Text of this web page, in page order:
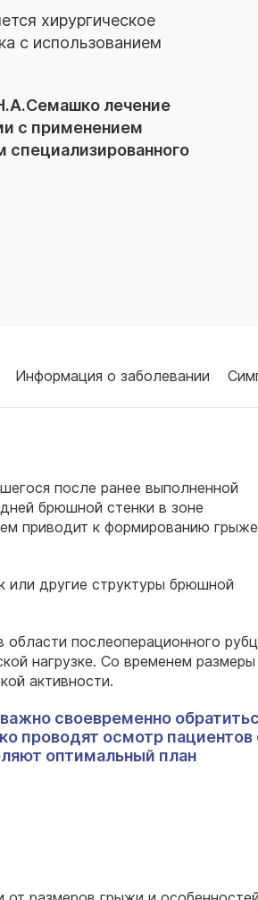
хирургическое
с использованием
лечение
с применением
специализированного
Информация о заболевании
после ранее выполненной
брюшной стенки в зоне
приводит к формированию
или другие структуры брюшной
области послеоперационного
нагрузке. Со временем размеры
активности.
своевременно
проводят осмотр пациентов
оптимальный план